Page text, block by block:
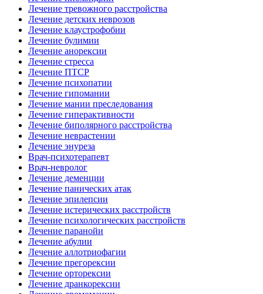
Лечение тревожного расстройства
Лечение детских неврозов
Лечение клаустрофобии
Лечение булимии
Лечение анорексии
Лечение стресса
Лечение ПТСР
Лечение психопатии
Лечение гипомании
Лечение мании преследования
Лечение гиперактивности
Лечение биполярного расстройства
Лечение неврастении
Лечение энуреза
Врач-психотерапевт
Врач-невролог
Лечение деменции
Лечение панических атак
Лечение эпилепсии
Лечение истерических расстройств
Лечение психологических расстройств
Лечение паранойи
Лечение абулии
Лечение аллотриофагии
Лечение прегорексии
Лечение орторексии
Лечение дранкорексии